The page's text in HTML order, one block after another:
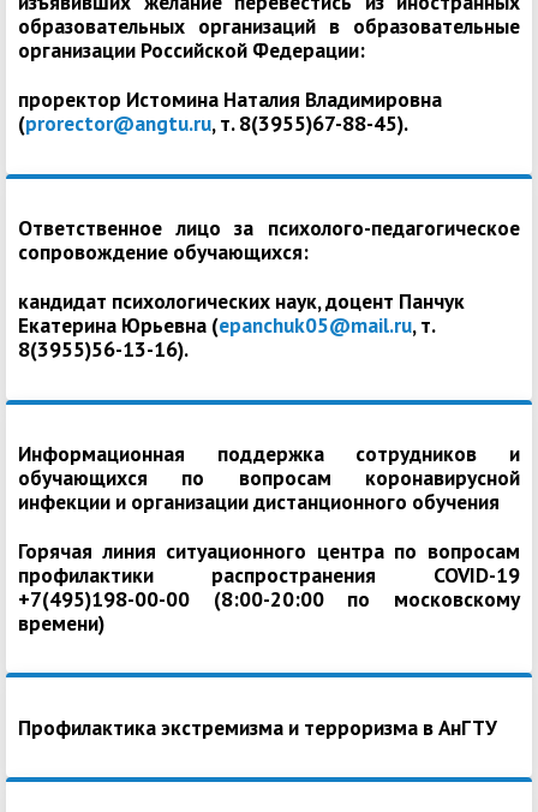
образовательных организаций в образовательные
организации Российской Федерации:
проректор Истомина Наталия Владимировна
(prorector@angtu.ru, т. 8(3955)67-88-45).
Ответственное лицо за психолого-педагогическое
сопровождение обучающихся:
кандидат психологических наук, доцент Панчук
Екатерина Юрьевна (epanchuk05@mail.ru, т.
8(3955)56-13-16).
Информационная поддержка сотрудников и
обучающихся по вопросам коронавирусной
инфекции и организации дистанционного обучения
Горячая линия ситуационного центра по вопросам
профилактики распространения COVID-19
+7(495)198-00-00 (8:00-20:00 по московскому
времени)
Профилактика экстремизма и терроризма в АнГТУ